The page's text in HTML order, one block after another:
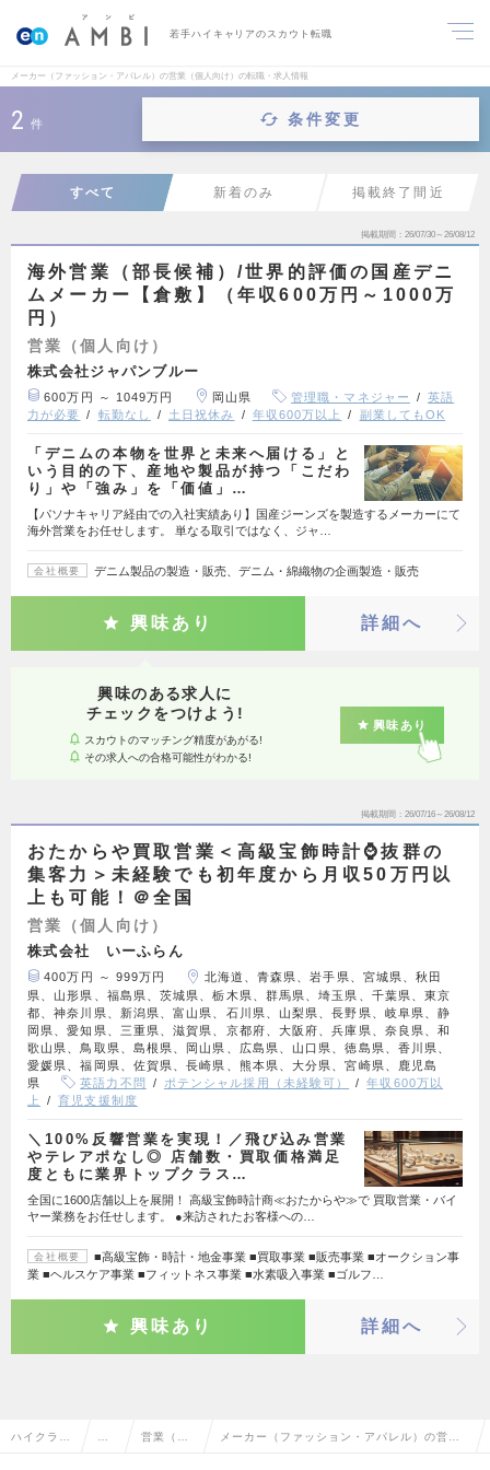
若手ハイキャリアのスカウト転職
メーカー（ファッション・アパレル）の営業（個人向け）の転職・求人情報
2 件 条件変更
すべて 新着のみ 掲載終了間近
掲載期間 26/07/30～26/08/12
海外営業（部長候補）/世界的評価の国産デニ
ムメーカー【倉敷】（年収600万円～1000万
円）
営業（個人向け）
株式会社ジャパンブルー
600万円 ～ 1049万円 岡山県 管理職・マネジャー
英語
力が必要
転勤なし 土日祝休み 年収600万以上 副業してもOK
「デニムの本物を世界と未来へ届ける」と
いう目的の下、産地や製品が持つ「こだわ
り」や「強み」を「価値」…
【パソナキャリア経由での入社実績あり】国産ジーンズを製造するメーカーにて
海外営業をお任せします。 単なる取引ではなく、ジャ…
会社概要 デニム製品の製造・販売、デニム・綿織物の企画製造・販売
興味あり 詳細へ
興味のある求人に
チェックをつけよう!
スカウトのマッチング精度があがる!
その求人への合格可能性がわかる!
興味あり
掲載期間 26/07/16～26/08/12
おたからや買取営業＜高級宝飾時計⌚抜群の
集客力＞未経験でも初年度から月収50万円以
上も可能！＠全国
営業（個人向け）
株式会社 いーふらん
400万円 ～ 999万円
北海道、青森県、岩手県、宮城県、秋田
県、山形県、福島県、茨城県、栃木県、群馬県、埼玉県、千葉県、東京
都、神奈川県、新潟県、富山県、石川県、山梨県、長野県、岐阜県、静
岡県、愛知県、三重県、滋賀県、京都府、大阪府、兵庫県、奈良県、和
歌山県、鳥取県、島根県、岡山県、広島県、山口県、徳島県、香川県、
愛媛県、福岡県、佐賀県、長崎県、熊本県、大分県、宮崎県、鹿児島
県
英語力不問 ポテンシャル採用（未経験可）
年収600万以
上
育児支援制度
＼100%反響営業を実現！／飛び込み営業
やテレアポなし◎ 店舗数・買取価格満足
度ともに業界トップクラス…
全国に1600店舗以上を展開！ 高級宝飾時計商≪おたからや≫で 買取営業・バイ
ヤー業務をお任せします。 ●来訪されたお客様への…
会社概要
■高級宝飾・時計・地金事業 ■買取事業 ■販売事業 ■オークション事
業 ■ヘルスケア事業 ■フィットネス事業 ■水素吸入事業 ■ゴルフ…
興味あり 詳細へ
ハイクラス 営 営業（個 メーカー（ファッション・アパレル）の営業